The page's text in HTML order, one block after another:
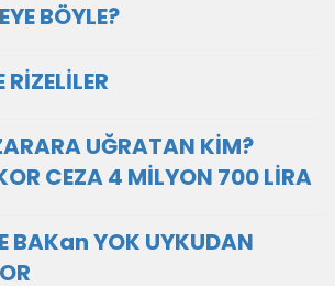
BÖYLE?
UĞRATAN KİM?
CEZA 4 MİLYON 700 LİRA
BAKan YOK UYKUDAN